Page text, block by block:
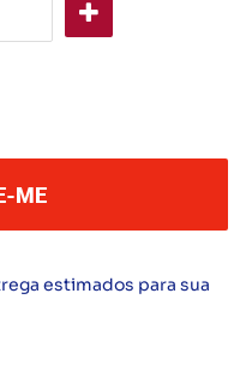
ME
estimados para sua